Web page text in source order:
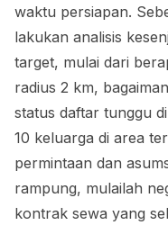
waktu persiapan.
lakukan analisis
target, mulai dari
radius 2 km,
status daftar tunggu
10 keluarga di area
permintaan dan
rampung, mulailah
kontrak sewa yang